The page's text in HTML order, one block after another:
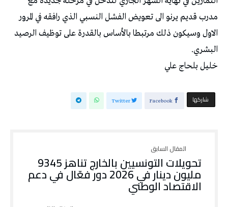
مدرب قديم يرنو الى تعويض الفشل النسبي الذي رافقه في المرور
الاول وسيكون ذلك مرتبطا بالأساس بالقدرة على توظيف الرصيد
البشري.
خليل بلحاج علي
‫‫ شاركها‬ Facebook
Twitter
تحويلات التونسيين بالخارج تناهز 9345
مليون دينار في 2026 دور فعّال في دعم
الاقتصاد الوطني